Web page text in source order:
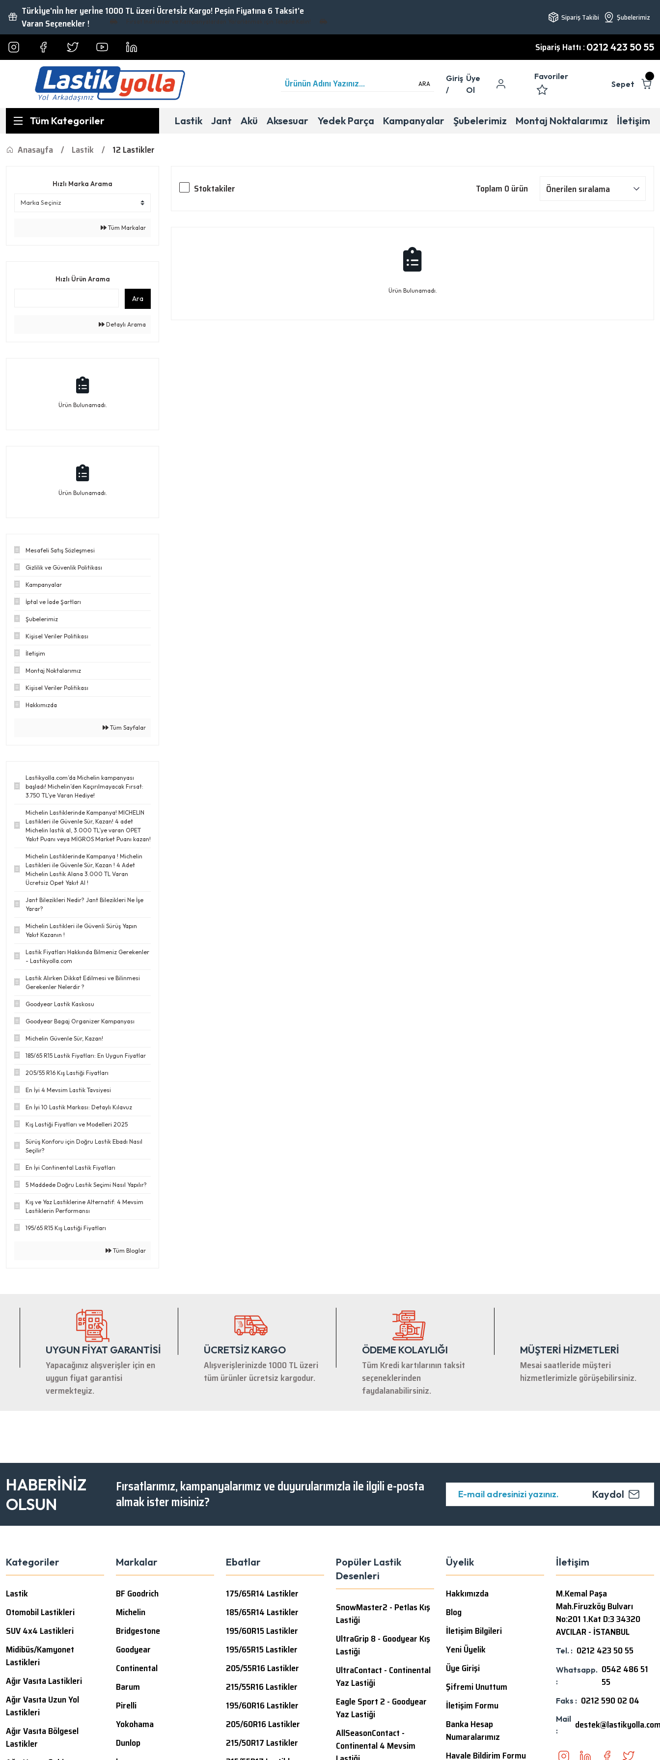
Türki̇ye'ni̇n her yeri̇ne 1000 TL üzeri Ücretsi̇z Kargo! Peşin Fiyatına 6 Taksit’e
Varan Seçenekler !
Sipariş Takibi Şubelerimiz
Sipariş Hattı :0212 423 50 55
ARA
Giriş
/
Üye
Ol
Favoriler
Sepet
Tüm Kategoriler Lastik Jant Akü Aksesuar Yedek Parça Kampanyalar Şubelerimiz Montaj Noktalarımız İletişim
Anasayfa Lastik 12 Lastikler
Hızlı Marka Arama
Tüm Markalar
Hızlı Ürün Arama
Ara
Detaylı Arama
Ürün Bulunamadı.
Ürün Bulunamadı.
Mesafeli Satış Sözleşmesi
Gizlilik ve Güvenlik Politikası
Kampanyalar
İptal ve İade Şartları
Şubelerimiz
Kişisel Veriler Politikası
İletişim
Montaj Noktalarımız
Kişisel Veriler Politikası
Hakkımızda
Tüm Sayfalar
Lastikyolla.com’da Michelin kampanyası
başladı! Michelin’den Kaçırılmayacak Fırsat:
3.750 TL’ye Varan Hediye!
Michelin Lastiklerinde Kampanya! MICHELIN
Lastikleri ile Güvenle Sür, Kazan! 4 adet
Michelin lastik al, 3.000 TL’ye varan OPET
Yakıt Puanı veya MİGROS Market Puanı kazan!
Michelin Lastiklerinde Kampanya ! Michelin
Lastikleri ile Güvenle Sür, Kazan ! 4 Adet
Michelin Lastik Alana 3.000 TL Varan
Ücretsiz Opet Yakıt Al !
Jant Bilezikleri Nedir? Jant Bilezikleri Ne İşe
Yarar?
Michelin Lastikleri ile Güvenli Sürüş Yapın
Yakıt Kazanın !
Lastik Fiyatları Hakkında Bilmeniz Gerekenler
- Lastikyolla.com
Lastik Alırken Dikkat Edilmesi ve Bilinmesi
Gerekenler Nelerdir ?
Goodyear Lastik Kaskosu
Goodyear Bagaj Organizer Kampanyası
Michelin Güvenle Sür, Kazan!
185/65 R15 Lastik Fiyatları: En Uygun Fiyatlar
205/55 R16 Kış Lastiği Fiyatları
En İyi 4 Mevsim Lastik Tavsiyesi
En İyi 10 Lastik Markası: Detaylı Kılavuz
Kış Lastiği Fiyatları ve Modelleri 2025
Sürüş Konforu için Doğru Lastik Ebadı Nasıl
Seçilir?
En İyi Continental Lastik Fiyatları
5 Maddede Doğru Lastik Seçimi Nasıl Yapılır?
Kış ve Yaz Lastiklerine Alternatif: 4 Mevsim
Lastiklerin Performansı
195/65 R15 Kış Lastiği Fiyatları
Tüm Bloglar
Stoktakiler Toplam 0 ürün
Ürün Bulunamadı.
UYGUN FİYAT GARANTİSİ
Yapacağınız alışverişler için en
uygun fiyat garantisi
vermekteyiz.
ÜCRETSİZ KARGO
Alışverişlerinizde 1000 TL üzeri
tüm ürünler ücretsiz kargodur.
ÖDEME KOLAYLIĞI
Tüm Kredi kartılarının taksit
seçeneklerinden
faydalanabilirsiniz.
MÜŞTERİ HİZMETLERİ
Mesai saatleride müşteri
hizmetlerimizle görüşebilirsiniz.
HABERİNİZ
OLSUN
Fırsatlarımız, kampanyalarımız ve duyurularımızla ile ilgili e-posta
almak ister misiniz?
Kaydol
Kategoriler
Lastik
Otomobil Lastikleri
SUV 4x4 Lastikleri
Midibüs/Kamyonet
Lastikleri
Ağır Vasıta Lastikleri
Ağır Vasıta Uzun Yol
Lastikleri
Ağır Vasıta Bölgesel
Lastikler
Markalar
BF Goodrich
Michelin
Bridgestone
Goodyear
Continental
Barum
Pirelli
Yokohama
Dunlop
Ebatlar
175/65R14 Lastikler
185/65R14 Lastikler
195/60R15 Lastikler
195/65R15 Lastikler
205/55R16 Lastikler
215/55R16 Lastikler
195/60R16 Lastikler
205/60R16 Lastikler
215/50R17 Lastikler
Popüler Lastik
Desenleri
SnowMaster2 - Petlas Kış
Lastiği
UltraGrip 8 - Goodyear Kış
Lastiği
UltraContact - Continental
Yaz Lastiği
Eagle Sport 2 - Goodyear
Yaz Lastiği
AllSeasonContact -
Continental 4 Mevsim
Üyelik
Hakkımızda
Blog
İletişim Bilgileri
Yeni Üyelik
Üye Girişi
Şifremi Unuttum
İletişim Formu
Banka Hesap
Numaralarımız
Havale Bildirim Formu
İletişim
M.Kemal Paşa
Mah.Firuzköy Bulvarı
No:201 1.Kat D:3 34320
AVCILAR - İSTANBUL
Tel. : 0212 423 50 55
Whatsapp.
:
0542 486 51
55
Faks : 0212 590 02 04
Mail
: